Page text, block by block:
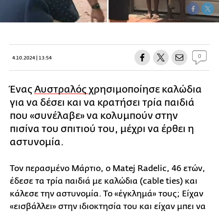
4.10.2024 | 13:54 0
ΈναςΑυστραλόςχρησιμοποίησε καλώδια
για να δέσει και να κρατήσει τρία παιδιά
που «συνέλαβε» να κολυμπούν στην
πισίνα του σπιτιού του, μέχρι να έρθει η
αστυνομία.
Τον περασμένο Μάρτιο, ο Matej Radelic, 46 ετών,
έδεσε τα τρία παιδιά με καλώδια (cable ties) και
κάλεσε την αστυνομία. Το «έγκλημά» τους; Είχαν
«εισβάλλει» στην ιδιοκτησία του και είχαν μπει να